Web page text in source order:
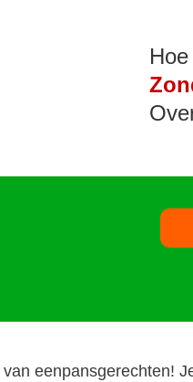
eenpansgerechten!